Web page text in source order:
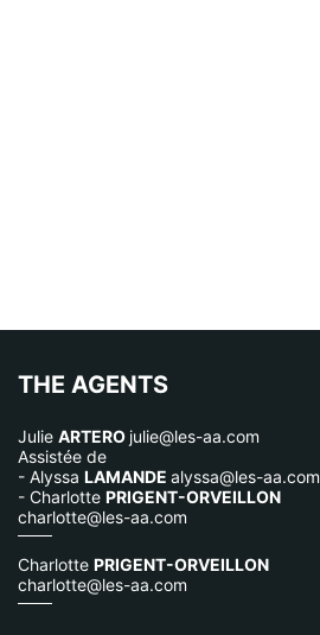
THE AGENTS
Julie ARTERO julie@les-aa.com
Assistée de
- Alyssa LAMANDE alyssa@les-aa.com
- Charlotte PRIGENT-ORVEILLON
charlotte@les-aa.com
Charlotte PRIGENT-ORVEILLON
charlotte@les-aa.com